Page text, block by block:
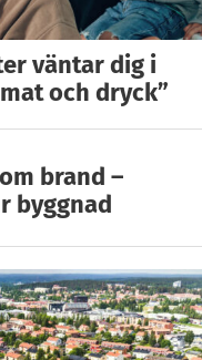
väntar dig i
och dryck”
brand –
byggnad